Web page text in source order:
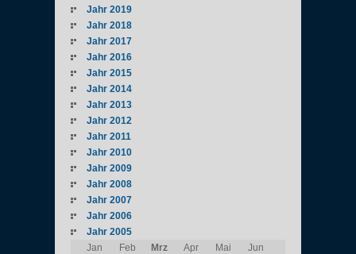
Jahr 2019
Jahr 2018
Jahr 2017
Jahr 2016
Jahr 2015
Jahr 2014
Jahr 2013
Jahr 2012
Jahr 2011
Jahr 2010
Jahr 2009
Jahr 2008
Jahr 2007
Jahr 2006
Jahr 2005
Jan
Feb Mrz Apr Mai
Jun